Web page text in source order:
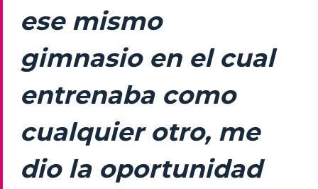
ese mismo
gimnasio en el cual
entrenaba como
cualquier otro, me
dio la oportunidad